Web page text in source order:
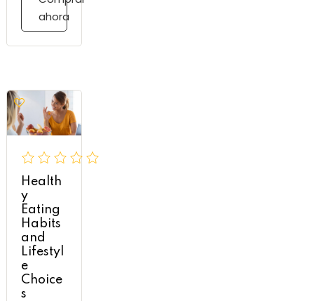
ahora
Health
y
Eating
Habits
and
Lifestyl
e
Choice
s